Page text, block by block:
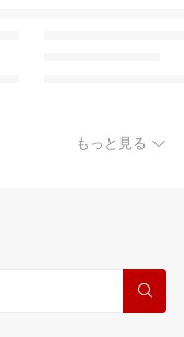
もっと見る